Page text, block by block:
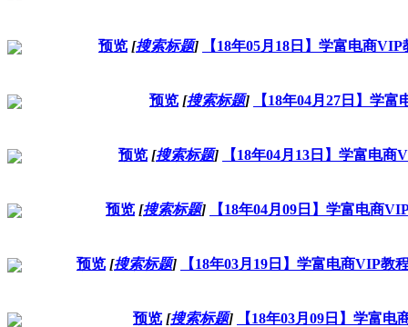
预览 [搜索标题] 【18年05月18日】学富电商
预览 [搜索标题] 【18年04月27日】学
预览 [搜索标题] 【18年04月13日】学富电
预览 [搜索标题] 【18年04月09日】学富电商
预览 [搜索标题] 【18年03月19日】学富电商VIP
预览 [搜索标题] 【18年03月09日】学富